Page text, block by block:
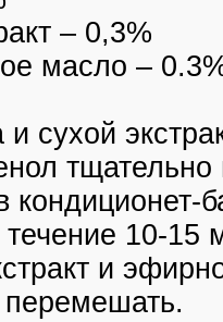
– 0,3%
масло –
сухой
кондиционет-
10-15
и